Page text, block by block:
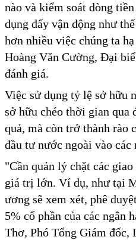
nào và kiểm soát dòng
dụng đấy vận động như
hơn nhiều việc chúng ta
Hoàng Văn Cường, Đại
đánh giá.
Việc sử dụng tỷ lệ sở hữu
sở hữu chéo thời gian qua
quả, mà còn trở thành rào
đầu tư nước ngoài vào các
"Cần quản lý chặt các
giá trị lớn. Ví dụ, như tại
ương sẽ xem xét, phê
5% cổ phần của các ngân
Thơ, Phó Tổng Giám đốc,